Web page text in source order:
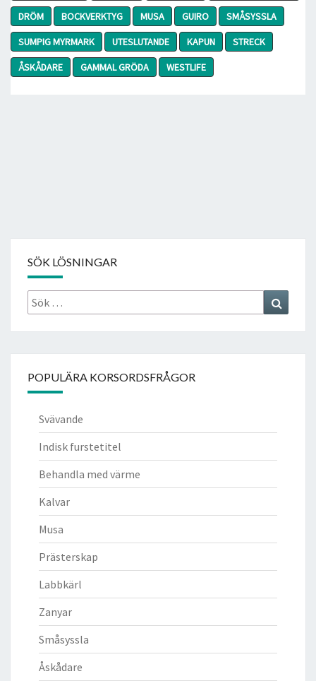
DRÖM
BOCKVERKTYG MUSA GUIRO
SMÅSYSSLA
SUMPIG MYRMARK
UTESLUTANDE KAPUN
STRECK
ÅSKÅDARE
GAMMAL GRÖDA WESTLIFE
SÖK LÖSNINGAR
Sök
efter:
POPULÄRA KORSORDSFRÅGOR
Svävande
Indisk furstetitel
Behandla med värme
Kalvar
Musa
Prästerskap
Labbkärl
Zanyar
Småsyssla
Åskådare